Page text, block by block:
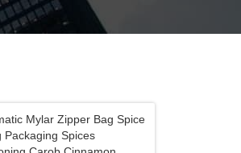
Mylar Zipper Bag Spice
Packaging Spices